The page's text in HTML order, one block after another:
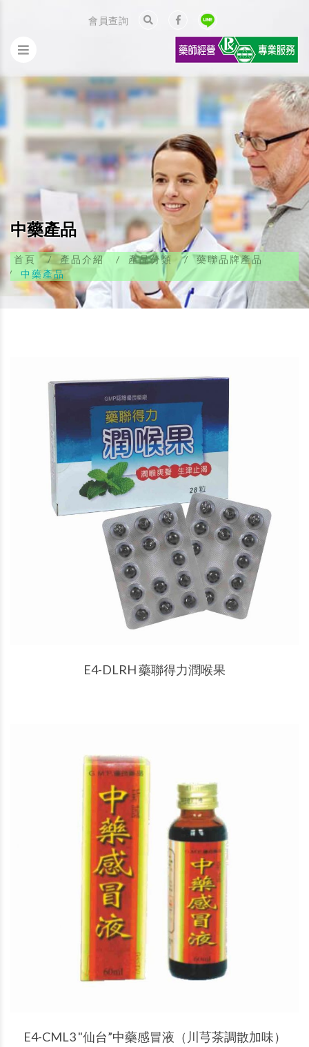
會員查詢
中藥產品
首頁 產品介紹 產品分類
藥聯品牌產品
中藥產品
產品說明
E4-DLRH 藥聯得力潤喉果
產品說明
E4-CML3 "仙台”中藥感冒液（川芎茶調散加味）